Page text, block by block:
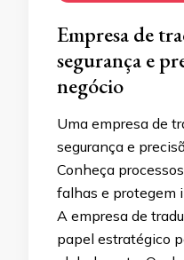
Empresa de
segurança e
negócio
Uma empresa de
segurança e
Conheça
falhas e protegem
A empresa de
papel estratégico